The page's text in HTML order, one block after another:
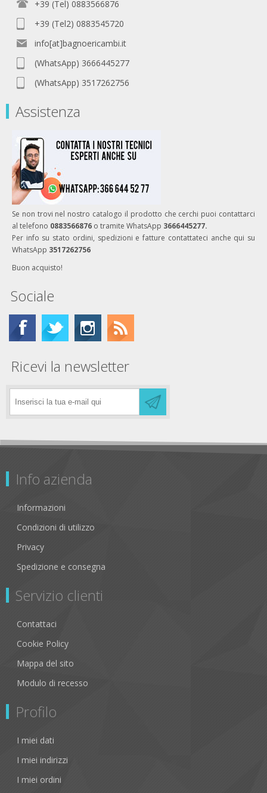
+39 (Tel) 0883566876
+39 (Tel2) 0883545720
info[at]bagnoericambi.it
(WhatsApp) 3666445277
(WhatsApp) 3517262756
Assistenza
Se non trovi nel nostro catalogo il prodotto che cerchi puoi contattarci
al telefono 0883566876 o tramite WhatsApp 3666445277.
Per info su stato ordini, spedizioni e fatture contattateci anche qui su
WhatsApp 3517262756
Buon acquisto!
Sociale
Ricevi la newsletter
Info azienda
Informazioni
Condizioni di utilizzo
Privacy
Spedizione e consegna
Servizio clienti
Contattaci
Cookie Policy
Mappa del sito
Modulo di recesso
Profilo
I miei dati
I miei indirizzi
I miei ordini